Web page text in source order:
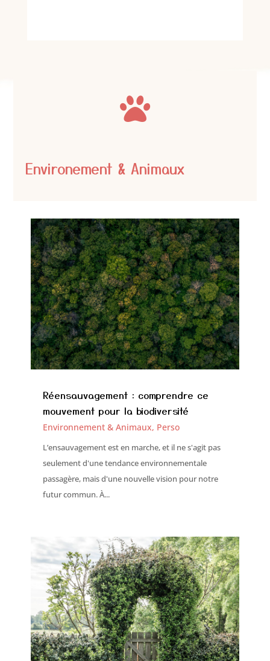

Environement & Animaux
Réensauvagement : comprendre ce
mouvement pour la biodiversité
Environnement & Animaux, Perso
L’ensauvagement est en marche, et il ne s'agit pas
seulement d'une tendance environnementale
passagère, mais d'une nouvelle vision pour notre
futur commun. À...